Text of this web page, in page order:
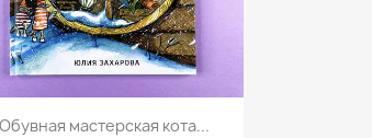
Просмотр
Обувная мастерская кота...